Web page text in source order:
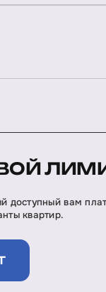
доступный вам
квартир.